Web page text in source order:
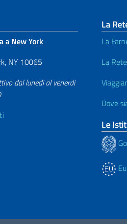
a New York
NY 10065
dal lunedi al venerdi
La
La
La
Dove
Le